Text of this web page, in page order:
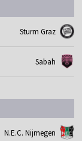
Sturm Graz
Sabah
N.E.C. Nijmegen